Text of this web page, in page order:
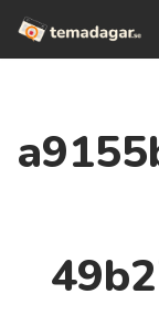
Hoppa